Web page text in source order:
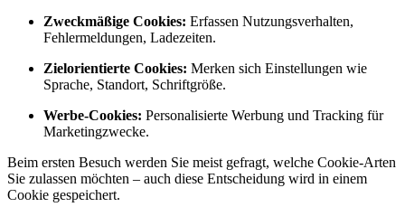
Zweckmäßige Cookies: Erfassen Nutzungsverhalten,
Fehlermeldungen, Ladezeiten.
Zielorientierte Cookies: Merken sich Einstellungen wie
Sprache, Standort, Schriftgröße.
Werbe-Cookies: Personalisierte Werbung und Tracking für
Marketingzwecke.
Beim ersten Besuch werden Sie meist gefragt, welche Cookie-Arten
Sie zulassen möchten – auch diese Entscheidung wird in einem
Cookie gespeichert.